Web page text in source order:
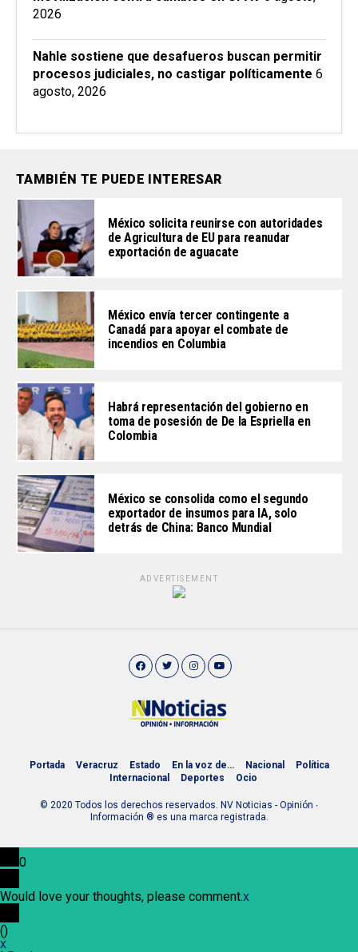
2026
Nahle sostiene que desafueros buscan permitir
procesos judiciales, no castigar políticamente 6
agosto, 2026
TAMBIÉN TE PUEDE INTERESAR
México solicita reunirse con autoridades
de Agricultura de EU para reanudar
exportación de aguacate
México envía tercer contingente a
Canadá para apoyar el combate de
incendios en Columbia
Habrá representación del gobierno en
toma de posesión de De la Espriella en
Colombia
México se consolida como el segundo
exportador de insumos para IA, solo
detrás de China: Banco Mundial
ADVERTISEMENT
Portada Veracruz Estado En la voz de… Nacional
Política
Internacional
Deportes Ocio
© 2020 Todos los derechos reservados. NV Noticias - Opinión ∙
Información ® es una marca registrada.
0
Would love your thoughts, please comment.x
()
x